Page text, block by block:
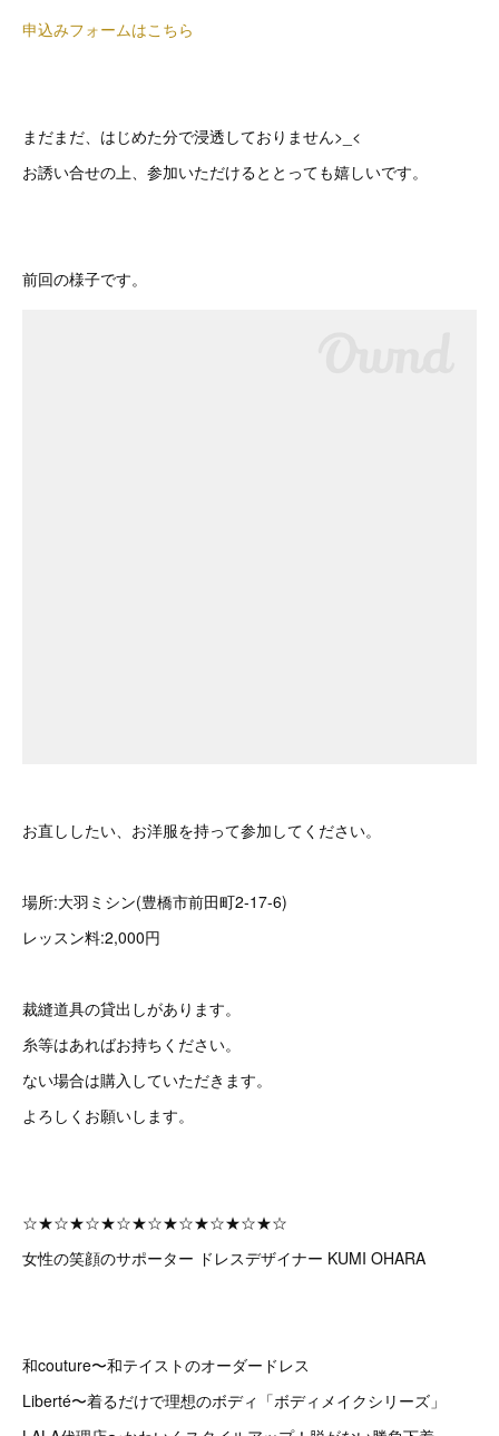
申込みフォームはこちら
まだまだ、はじめた分で浸透しておりません>_<
お誘い合せの上、参加いただけるととっても嬉しいです。
前回の様子です。
お直ししたい、お洋服を持って参加してください。
場所:大羽ミシン(豊橋市前田町2-17-6)
レッスン料:2,000円
裁縫道具の貸出しがあります。
糸等はあればお持ちください。
ない場合は購入していただきます。
よろしくお願いします。
☆★☆★☆★☆★☆★☆★☆★☆★☆
女性の笑顔のサポーター ドレスデザイナー KUMI OHARA
和couture〜和テイストのオーダードレス
Liberté〜着るだけで理想のボディ「ボディメイクシリーズ」